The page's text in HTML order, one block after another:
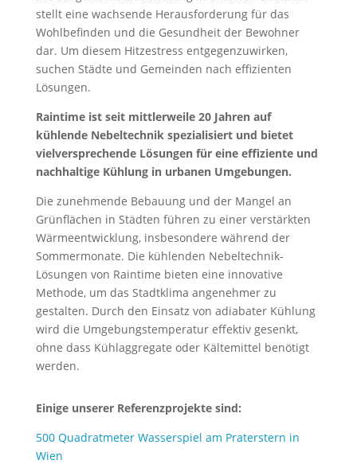
stellt eine wachsende Herausforderung für das
Wohlbefinden und die Gesundheit der Bewohner
dar. Um diesem Hitzestress entgegenzuwirken,
suchen Städte und Gemeinden nach effizienten
Lösungen.
Raintime ist seit mittlerweile 20 Jahren auf
kühlende Nebeltechnik spezialisiert und bietet
vielversprechende Lösungen für eine effiziente und
nachhaltige Kühlung in urbanen Umgebungen.
Die zunehmende Bebauung und der Mangel an
Grünflächen in Städten führen zu einer verstärkten
Wärmeentwicklung, insbesondere während der
Sommermonate. Die kühlenden Nebeltechnik-
Lösungen von Raintime bieten eine innovative
Methode, um das Stadtklima angenehmer zu
gestalten. Durch den Einsatz von adiabater Kühlung
wird die Umgebungstemperatur effektiv gesenkt,
ohne dass Kühlaggregate oder Kältemittel benötigt
werden.
Einige unserer Referenzprojekte sind:
500 Quadratmeter Wasserspiel am Praterstern in
Wien